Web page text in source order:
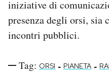
iniziative di
presenza degli orsi, sia
incontri pubblici.
Tag: ORSI - PIANETA -